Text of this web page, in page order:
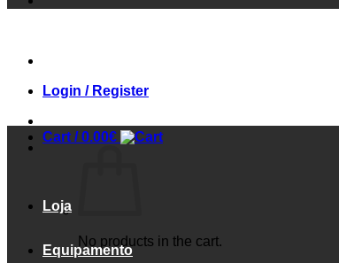
Login / Register
Cart /0.00€
No products in the cart.
Loja
Equipamento